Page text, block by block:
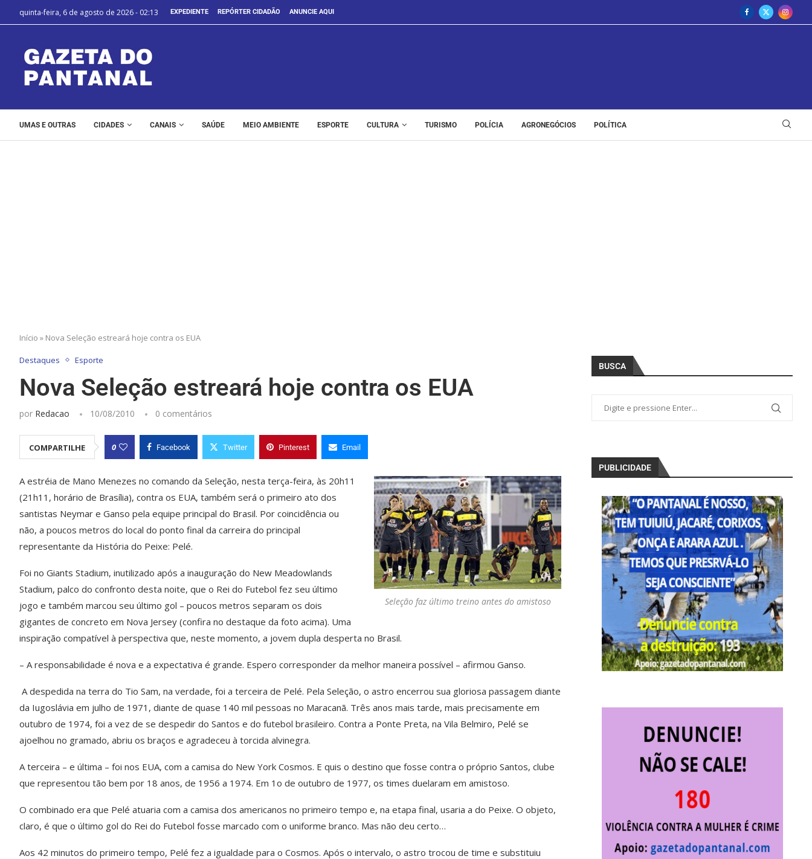
quinta-feira, 6 de agosto de 2026 - 02:13 EXPEDIENTE REPÓRTER CIDADÃO ANUNCIE AQUI
UMAS E OUTRAS CIDADES CANAIS SAÚDE MEIO AMBIENTE ESPORTE CULTURA TURISMO POLÍCIA AGRONEGÓCIOS POLÍTICA
Início » Nova Seleção estreará hoje contra os EUA
Destaques Esporte
Nova Seleção estreará hoje contra os EUA
por Redacao 10/08/2010 0 comentários
COMPARTILHE 0 Facebook Twitter Pinterest Email
Seleção faz último treino antes do amistoso
A estréia de Mano Menezes no comando da Seleção, nesta terça-feira, às 20h11
(21h11, horário de Brasília), contra os EUA, também será o primeiro ato dos
santistas Neymar e Ganso pela equipe principal do Brasil. Por coincidência ou
não, a poucos metros do local do ponto final da carreira do principal
representante da História do Peixe: Pelé.
Foi no Giants Stadium, inutilizado após a inauguração do New Meadowlands
Stadium, palco do confronto desta noite, que o Rei do Futebol fez seu último
jogo e também marcou seu último gol – poucos metros separam os dois
gigantes de concreto em Nova Jersey (confira no destaque da foto acima). Uma
inspiração compatível à perspectiva que, neste momento, a jovem dupla desperta no Brasil.
– A responsabilidade é nova e a expectativa é grande. Espero corresponder da melhor maneira possível – afirmou Ganso.
A despedida na terra do Tio Sam, na verdade, foi a terceira de Pelé. Pela Seleção, o astro encerrou sua gloriosa passagem diante
da Iugoslávia em julho de 1971, diante de quase 140 mil pessoas no Maracanã. Três anos mais tarde, mais precisamente em
outubro de 1974, foi a vez de se despedir do Santos e do futebol brasileiro. Contra a Ponte Preta, na Vila Belmiro, Pelé se
ajoelhou no gramado, abriu os braços e agradeceu à torcida alvinegra.
A terceira – e última – foi nos EUA, com a camisa do New York Cosmos. E quis o destino que fosse contra o próprio Santos, clube
que representou tão bem por 18 anos, de 1956 a 1974. Em 1o de outubro de 1977, os times duelaram em amistoso.
O combinado era que Pelé atuaria com a camisa dos americanos no primeiro tempo e, na etapa final, usaria a do Peixe. O objeto,
claro, é que o último gol do Rei do Futebol fosse marcado com o uniforme branco. Mas não deu certo…
Aos 42 minutos do primeiro tempo, Pelé fez a igualdade para o Cosmos. Após o intervalo, o astro trocou de time e substituiu
BUSCA
PUBLICIDADE